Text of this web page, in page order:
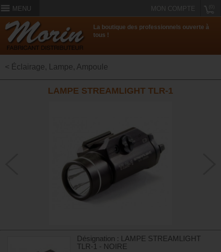
MENU MON COMPTE
La boutique des professionnels ouverte à
tous !
< Éclairage, Lampe, Ampoule
LAMPE STREAMLIGHT TLR-1
Désignation : LAMPE STREAMLIGHT
TLR-1 - NOIRE